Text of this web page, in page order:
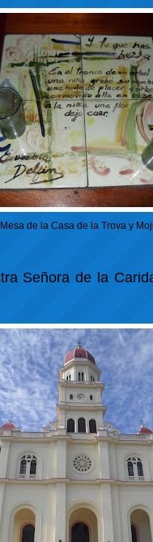
Mesa de la Casa de la Trova y
Señora de la